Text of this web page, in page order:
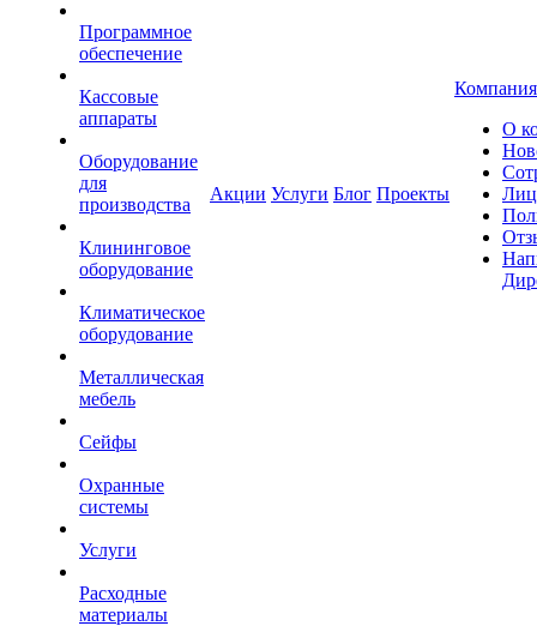
Программное
обеспечение
Кассовые
аппараты
Оборудование
для
производства
Клининговое
оборудование
Климатическое
оборудование
Металлическая
мебель
Сейфы
Охранные
системы
Услуги
Расходные
материалы
Акции Услуги Блог Проекты
Компания
О